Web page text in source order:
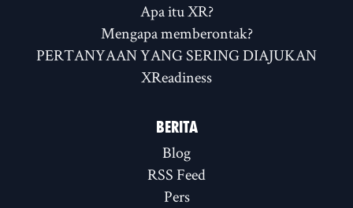
Apa itu XR?
Mengapa memberontak?
PERTANYAAN YANG SERING DIAJUKAN
XReadiness
BERITA
Blog
RSS Feed
Pers